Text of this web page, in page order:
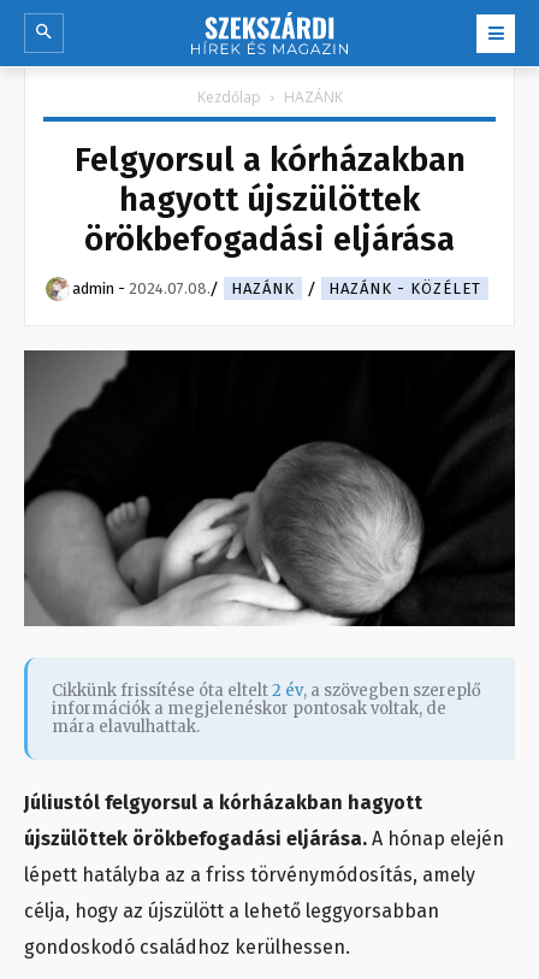
Kezdőlap HAZÁNK
Felgyorsul a kórházakban
hagyott újszülöttek
örökbefogadási eljárása
admin - 2024.07.08. HAZÁNK HAZÁNK - KÖZÉLET
Cikkünk frissítése óta eltelt2 év, a szövegben szereplő
információk a megjelenéskor pontosak voltak, de
mára elavulhattak.
Júliustól felgyorsul a kórházakban hagyott
újszülöttek örökbefogadási eljárása. A hónap elején
lépett hatályba az a friss törvénymódosítás, amely
célja, hogy az újszülött a lehető leggyorsabban
gondoskodó családhoz kerülhessen.